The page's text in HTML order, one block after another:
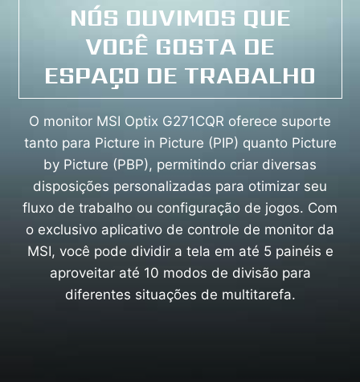
NÓS OUVIMOS QUE
VOCÊ GOSTA DE
ESPAÇO DE TRABALHO
O monitor MSI Optix G271CQR oferece suporte
tanto para Picture in Picture (PIP) quanto Picture
by Picture (PBP), permitindo criar diversas
disposições personalizadas para otimizar seu
fluxo de trabalho ou configuração de jogos. Com
o exclusivo aplicativo de controle de monitor da
MSI, você pode dividir a tela em até 5 painéis e
aproveitar até 10 modos de divisão para
diferentes situações de multitarefa.